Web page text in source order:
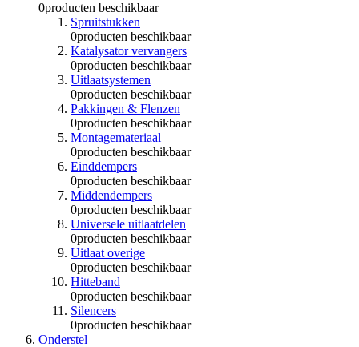
0producten beschikbaar
Spruitstukken
0producten beschikbaar
Katalysator vervangers
0producten beschikbaar
Uitlaatsystemen
0producten beschikbaar
Pakkingen & Flenzen
0producten beschikbaar
Montagemateriaal
0producten beschikbaar
Einddempers
0producten beschikbaar
Middendempers
0producten beschikbaar
Universele uitlaatdelen
0producten beschikbaar
Uitlaat overige
0producten beschikbaar
Hitteband
0producten beschikbaar
Silencers
0producten beschikbaar
Onderstel